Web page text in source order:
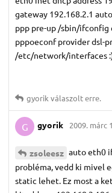
gateway 192.168.2.1
ppp pre-up /sbin/
pppoeconf provider dsl-
/etc/network/interfaces
gyorik válaszolt erre.
G gyorik 2009. márc
zsoleesz auto eth0
probléma, vedd ki mivel
static lehet. Ez most a